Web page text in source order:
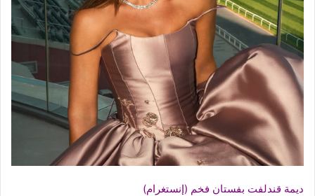
ديمة قندلفت بفستان فخم (إنستغرام)